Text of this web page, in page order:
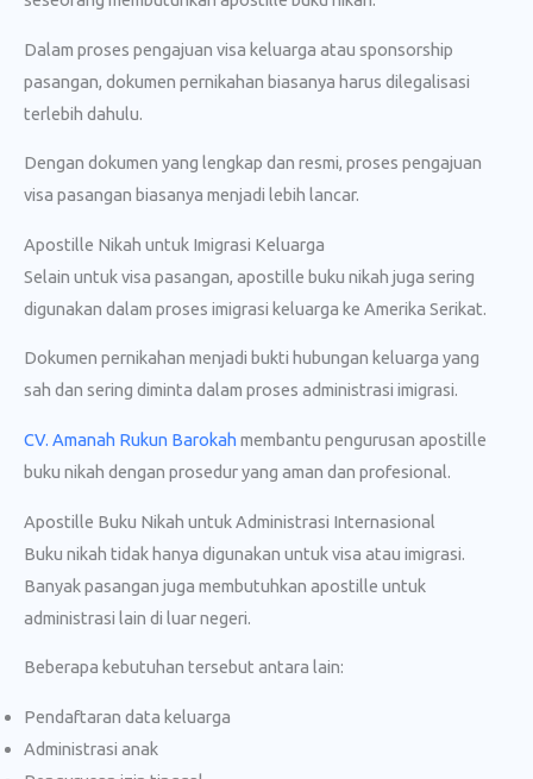
Dalam proses pengajuan visa keluarga atau sponsorship
pasangan, dokumen pernikahan biasanya harus dilegalisasi
terlebih dahulu.
Dengan dokumen yang lengkap dan resmi, proses pengajuan
visa pasangan biasanya menjadi lebih lancar.
Apostille Nikah untuk Imigrasi Keluarga
Selain untuk visa pasangan, apostille buku nikah juga sering
digunakan dalam proses imigrasi keluarga ke Amerika Serikat.
Dokumen pernikahan menjadi bukti hubungan keluarga yang
sah dan sering diminta dalam proses administrasi imigrasi.
CV. Amanah Rukun Barokah membantu pengurusan apostille
buku nikah dengan prosedur yang aman dan profesional.
Apostille Buku Nikah untuk Administrasi Internasional
Buku nikah tidak hanya digunakan untuk visa atau imigrasi.
Banyak pasangan juga membutuhkan apostille untuk
administrasi lain di luar negeri.
Beberapa kebutuhan tersebut antara lain:
Pendaftaran data keluarga
Administrasi anak